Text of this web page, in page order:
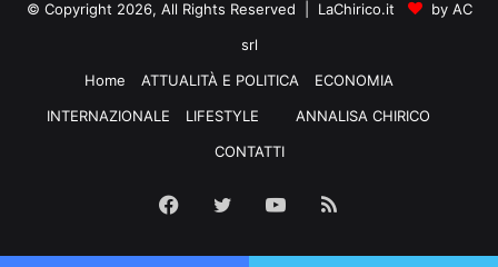
© Copyright 2026, All Rights Reserved | LaChirico.it
by AC
srl
Home
ATTUALITÀ E POLITICA
ECONOMIA
INTERNAZIONALE
LIFESTYLE
ANNALISA CHIRICO
CONTATTI
Facebook
Twitter YouTube